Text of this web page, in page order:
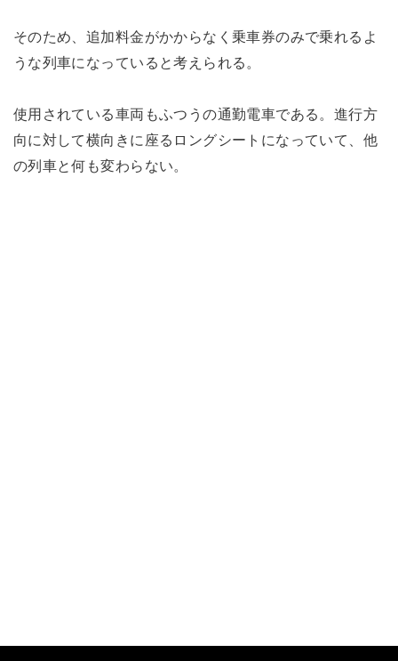
そのため、追加料金がかからなく乗車券のみで乗れるよ
うな列車になっていると考えられる。
使用されている車両もふつうの通勤電車である。進行方
向に対して横向きに座るロングシートになっていて、他
の列車と何も変わらない。